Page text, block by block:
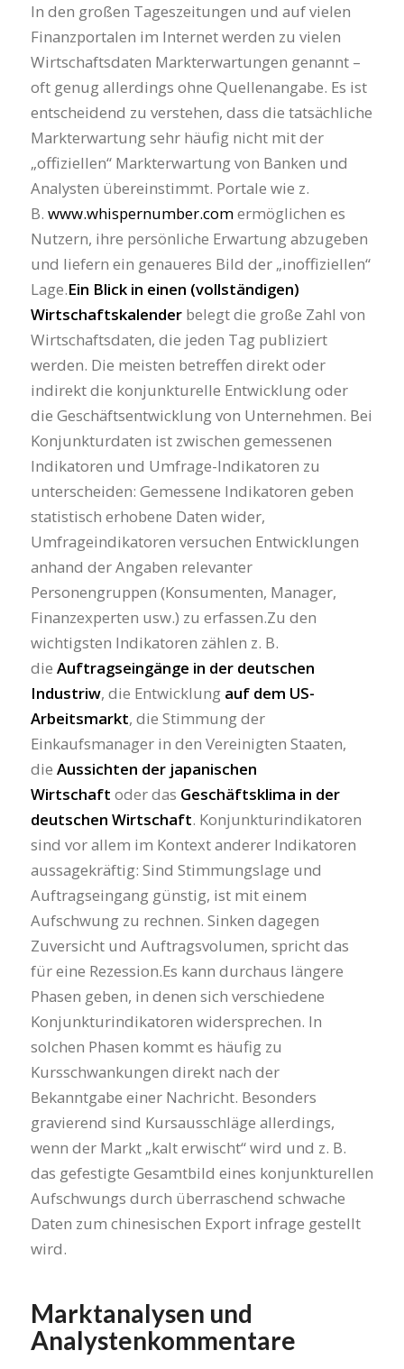
In den großen Tageszeitungen und auf vielen
Finanzportalen im Internet werden zu vielen
Wirtschaftsdaten Markterwartungen genannt –
oft genug allerdings ohne Quellenangabe. Es ist
entscheidend zu verstehen, dass die tatsächliche
Markterwartung sehr häufig nicht mit der
„offiziellen“ Markterwartung von Banken und
Analysten übereinstimmt. Portale wie z.
B. www.whispernumber.comermöglichen es
Nutzern, ihre persönliche Erwartung abzugeben
und liefern ein genaueres Bild der „inoffiziellen“
Lage.Ein Blick in einen (vollständigen)
Wirtschaftskalenderbelegt die große Zahl von
Wirtschaftsdaten, die jeden Tag publiziert
werden. Die meisten betreffen direkt oder
indirekt die konjunkturelle Entwicklung oder
die Geschäftsentwicklung von Unternehmen. Bei
Konjunkturdaten ist zwischen gemessenen
Indikatoren und Umfrage-Indikatoren zu
unterscheiden: Gemessene Indikatoren geben
statistisch erhobene Daten wider,
Umfrageindikatoren versuchen Entwicklungen
anhand der Angaben relevanter
Personengruppen (Konsumenten, Manager,
Finanzexperten usw.) zu erfassen.Zu den
wichtigsten Indikatoren zählen z. B.
die Auftragseingänge in der deutschen
Industriw, die Entwicklung auf dem US-
Arbeitsmarkt, die Stimmung der
Einkaufsmanager in den Vereinigten Staaten,
die Aussichten der japanischen
Wirtschaft oder das Geschäftsklima in der
deutschen Wirtschaft. Konjunkturindikatoren
sind vor allem im Kontext anderer Indikatoren
aussagekräftig: Sind Stimmungslage und
Auftragseingang günstig, ist mit einem
Aufschwung zu rechnen. Sinken dagegen
Zuversicht und Auftragsvolumen, spricht das
für eine Rezession.Es kann durchaus längere
Phasen geben, in denen sich verschiedene
Konjunkturindikatoren widersprechen. In
solchen Phasen kommt es häufig zu
Kursschwankungen direkt nach der
Bekanntgabe einer Nachricht. Besonders
gravierend sind Kursausschläge allerdings,
wenn der Markt „kalt erwischt“ wird und z. B.
das gefestigte Gesamtbild eines konjunkturellen
Aufschwungs durch überraschend schwache
Daten zum chinesischen Export infrage gestellt
wird.
Marktanalysen und
Analystenkommentare